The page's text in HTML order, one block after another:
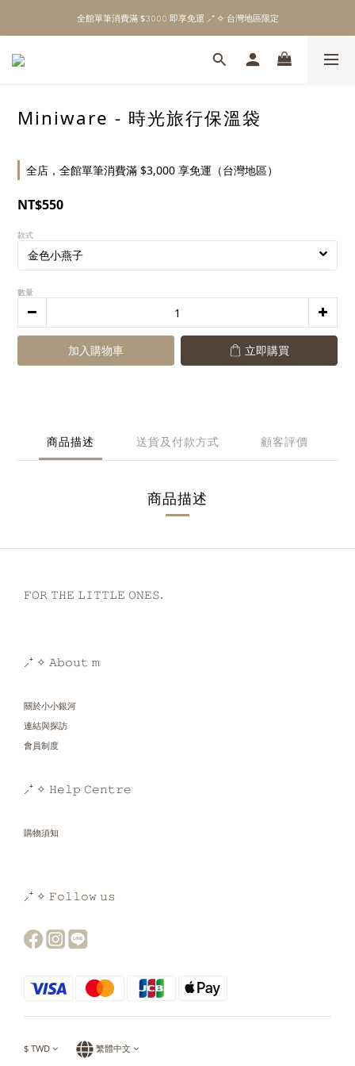
\ Welcome to 𝙻𝚒𝚝𝚝𝚕𝚎 𝙼𝚒𝚕𝚔𝚢 𝚆𝚊𝚢  ✨ For the Little Ones. /
全館單筆消費滿 $𝟹𝟶𝟶𝟶 即享免運 ⸝⁺ ✧ 台灣地區限定
\ Welcome to 𝙻𝚒𝚝𝚝𝚕𝚎 𝙼𝚒𝚕𝚔𝚢 𝚆𝚊𝚢  ✨ For the Little Ones. /
Miniware - 時光旅行保溫袋
全店，全館單筆消費滿 $3,000 享免運（台灣地區）
NT$550
款式
數量
加入購物車 立即購買
商品描述 送貨及付款方式 顧客評價
商品描述
𝙵𝙾𝚁 𝚃𝙷𝙴 𝙻𝙸𝚃𝚃𝙻𝙴 𝙾𝙽𝙴𝚂.
⸝⁺ ✧ 𝙰𝚋𝚘𝚞𝚝 𝚖
關於小小銀河
連結與探訪
會員制度
⸝⁺ ✧ 𝙷𝚎𝚕𝚙 𝙲𝚎𝚗𝚝𝚛𝚎
購物須知
⸝⁺ ✧ 𝙵𝚘𝚕𝚕𝚘𝚠 𝚞𝚜
$ TWD 繁體中文